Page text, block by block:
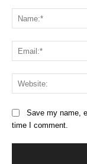
Save my name,
time I comment.